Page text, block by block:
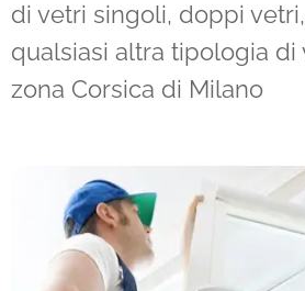
di vetri singoli, doppi
qualsiasi altra tipologia di
zona Corsica di Milano